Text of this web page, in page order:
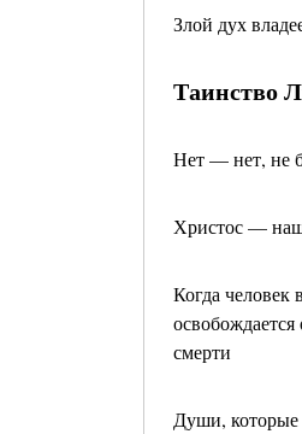
Злой дух
Таинство
Нет — нет, не
Христос —
Когда человек
освобождается
смерти
Души, которые